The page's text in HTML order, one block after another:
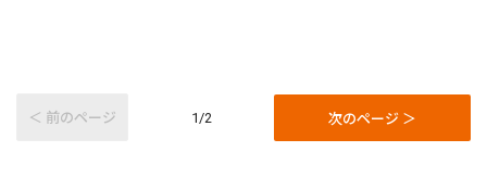
＜ 前のページ 1/2 次のページ ＞